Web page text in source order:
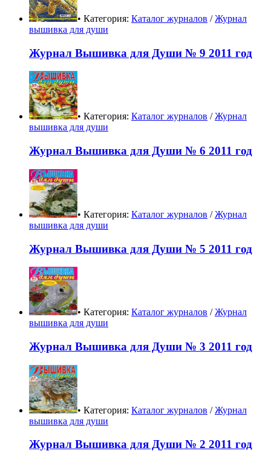
• Категория: Каталог журналов /Журнал
вышивка для души
Журнал Вышивка для Души № 9 2011 год
• Категория: Каталог журналов /Журнал
вышивка для души
Журнал Вышивка для Души № 6 2011 год
• Категория: Каталог журналов /Журнал
вышивка для души
Журнал Вышивка для Души № 5 2011 год
• Категория: Каталог журналов /Журнал
вышивка для души
Журнал Вышивка для Души № 3 2011 год
• Категория: Каталог журналов /Журнал
вышивка для души
Журнал Вышивка для Души № 2 2011 год